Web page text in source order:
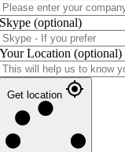
Skype (optional)
Your Location (optional)
Get location